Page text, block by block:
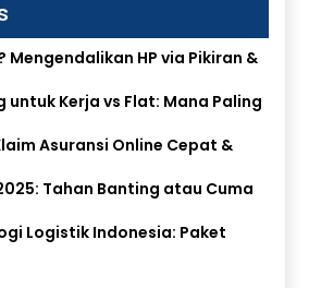
Mengendalikan HP via Pikiran &
untuk Kerja vs Flat: Mana Paling
Asuransi Online Cepat &
Tahan Banting atau Cuma
Logistik Indonesia: Paket